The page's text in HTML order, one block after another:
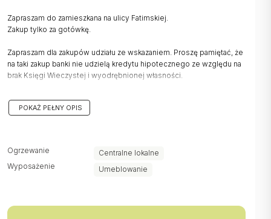
Zapraszam do zamieszkana na ulicy Fatimskiej.
Zakup tylko za gotówkę.
Zapraszam dla zakupów udziału ze wskazaniem. Proszę pamiętać, że
na taki zakup banki nie udzielą kredytu hipotecznego ze względu na
brak Księgi Wieczystej i wyodrębnionej własności.
Lokal jest nowy, bardzo ładnie wykończony i gotowy do
wprowadzenia. Budynek został całkowicie wyremontowany i
wyjściem na balkon, łazienka z WC oraz przedpokój. W przedpokoju
jest szafa w zabudowie. Aneks kuchenny jest wyposażony i
Ogrzewanie jest z kotłowni budynku.
POKAŻ PEŁNY OPIS
Ogrzewanie
Centralne lokalne
Wyposażenie
Umeblowanie